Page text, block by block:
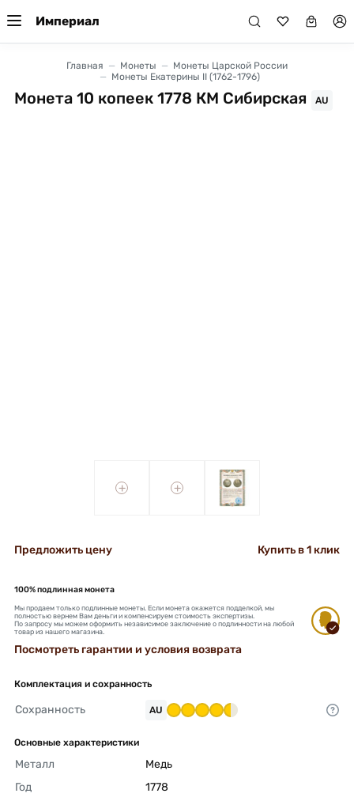
Империал
Главная Монеты
Монеты Царской России
Монеты Екатерины II (1762-1796)
Монета 10 копеек 1778 КМ Сибирская AU
+ +
Предложить цену Купить в 1 клик
100% подлинная монета
Мы продаем только подлинные монеты. Если монета окажется подделкой, мы
полностью вернем Вам деньги и компенсируем стоимость экспертизы.
По запросу мы можем оформить независимое заключение о подлинности на любой
товар из нашего магазина.
Посмотреть гарантии и условия возврата
Комплектация и сохранность
Сохранность AU
Основные характеристики
Металл
Медь
Год
1778